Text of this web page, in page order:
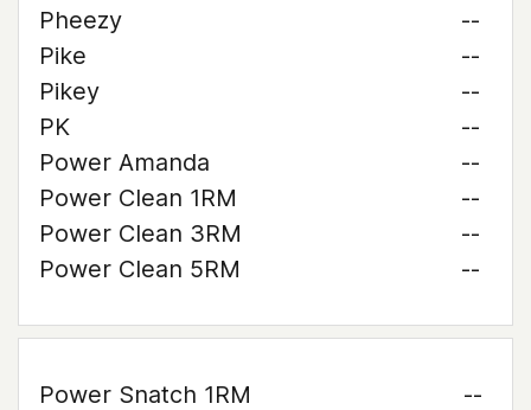
Pheezy
--
Pike
--
Pikey
--
PK
--
Power Amanda
--
Power Clean 1RM
--
Power Clean 3RM
--
Power Clean 5RM
--
Power Snatch 1RM
--